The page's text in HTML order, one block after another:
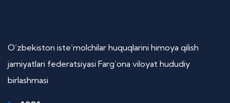
O’zbekiston iste’molchilar huquqlarini himoya qilish
jamiyatlari federatsiyasi Farg`ona viloyat hududiy
birlashmasi